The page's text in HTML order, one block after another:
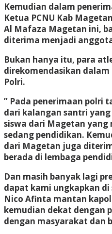
Kemudian dalam
Ketua PCNU Kab
Al Mafaza Magetan ini,
diterima menjadi
Bukan hanya itu, para
direkomendasikan
Polri.
” Pada penerimaan polri
dari kalangan santri
siswa dari Magetan yang
sedang pendidikan.
dari Magetan juga
berada di lembaga
Dan masih banyak lagi
dapat kami ungkapkan di
Nico Afinta mantan
kemudian dekat dengan
dengan masyarakat dan